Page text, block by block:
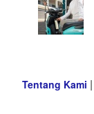
Tentang Kami |